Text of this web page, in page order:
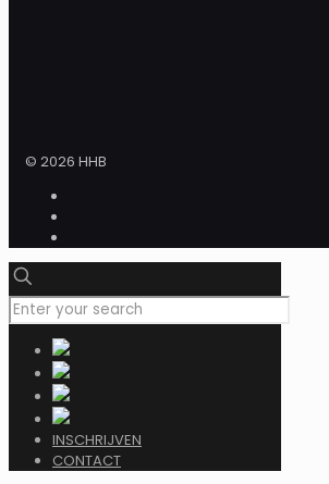
© 2026 HHB
INSCHRIJVEN
CONTACT